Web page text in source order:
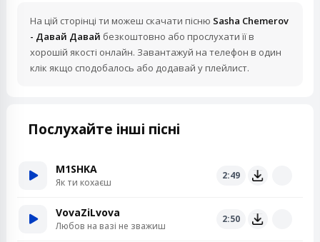
На цій сторінці ти можеш скачати пісню Sasha Chemerov
- Давай Давай безкоштовно або прослухати її в
хорошій якості онлайн. Завантажуй на телефон в один
клік якщо сподобалось або додавай у плейлист.
Послухайте інші пісні
M1SHKA
Як ти кохаєш
2:49
VovaZiLvova
Любов на вазі не зважиш
2:50